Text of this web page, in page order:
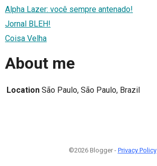
Alpha Lazer: você sempre antenado!
Jornal BLEH!
Coisa Velha
About me
Location São Paulo, São Paulo, Brazil
©2026 Blogger - Privacy Policy